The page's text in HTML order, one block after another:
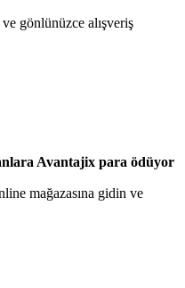
gönlünüzce alışveriş
Avantajix para ödüyor
mağazasına gidin ve